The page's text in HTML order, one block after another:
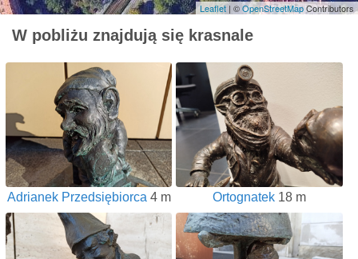
Leaflet | ©OpenStreetMapContributors
W pobliżu znajdują się krasnale
Adrianek Przedsiębiorca 4 m Ortognatek18 m